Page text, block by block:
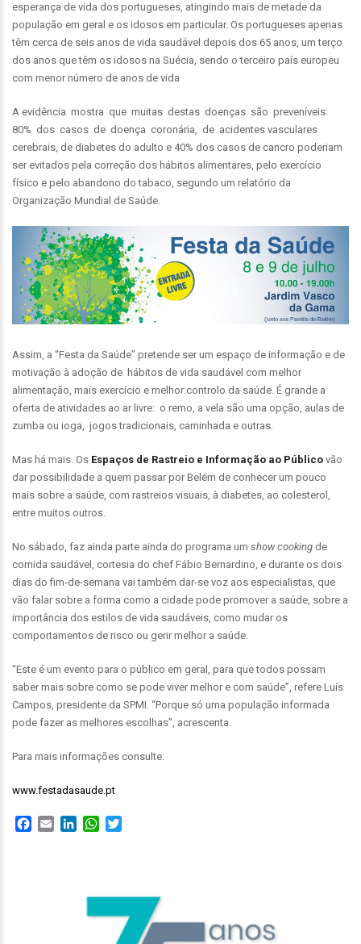
esperança de vida dos portugueses, atingindo mais de metade da
população em geral e os idosos em particular. Os portugueses apenas
têm cerca de seis anos de vida saudável depois dos 65 anos, um terço
dos anos que têm os idosos na Suécia, sendo o terceiro país europeu
com menor número de anos de vida
A evidência mostra que muitas destas doenças são preveníveis:
80% dos casos de doença coronária, de acidentes vasculares
cerebrais, de diabetes do adulto e 40% dos casos de cancro poderiam
ser evitados pela correção dos hábitos alimentares, pelo exercício
físico e pelo abandono do tabaco, segundo um relatório da
Organização Mundial de Saúde.
Assim, a “Festa da Saúde” pretende ser um espaço de informação e de
motivação à adoção de hábitos de vida saudável com melhor
alimentação, mais exercício e melhor controlo da saúde. É grande a
oferta de atividades ao ar livre: o remo, a vela são uma opção, aulas de
zumba ou ioga, jogos tradicionais, caminhada e outras.
Mas há mais. Os Espaços de Rastreio e Informação ao Público vão
dar possibilidade a quem passar por Belém de conhecer um pouco
mais sobre a saúde, com rastreios visuais, à diabetes, ao colesterol,
entre muitos outros.
No sábado, faz ainda parte ainda do programa um show cooking de
comida saudável, cortesia do chef Fábio Bernardino, e durante os dois
dias do fim-de-semana vai também dar-se voz aos especialistas, que
vão falar sobre a forma como a cidade pode promover a saúde, sobre a
importância dos estilos de vida saudáveis, como mudar os
comportamentos de risco ou gerir melhor a saúde.
“Este é um evento para o público em geral, para que todos possam
saber mais sobre como se pode viver melhor e com saúde”, refere Luís
Campos, presidente da SPMI. “Porque só uma população informada
pode fazer as melhores escolhas”, acrescenta.
Para mais informações consulte:
www.festadasaude.pt
Facebook
Email LinkedInWhatsApp